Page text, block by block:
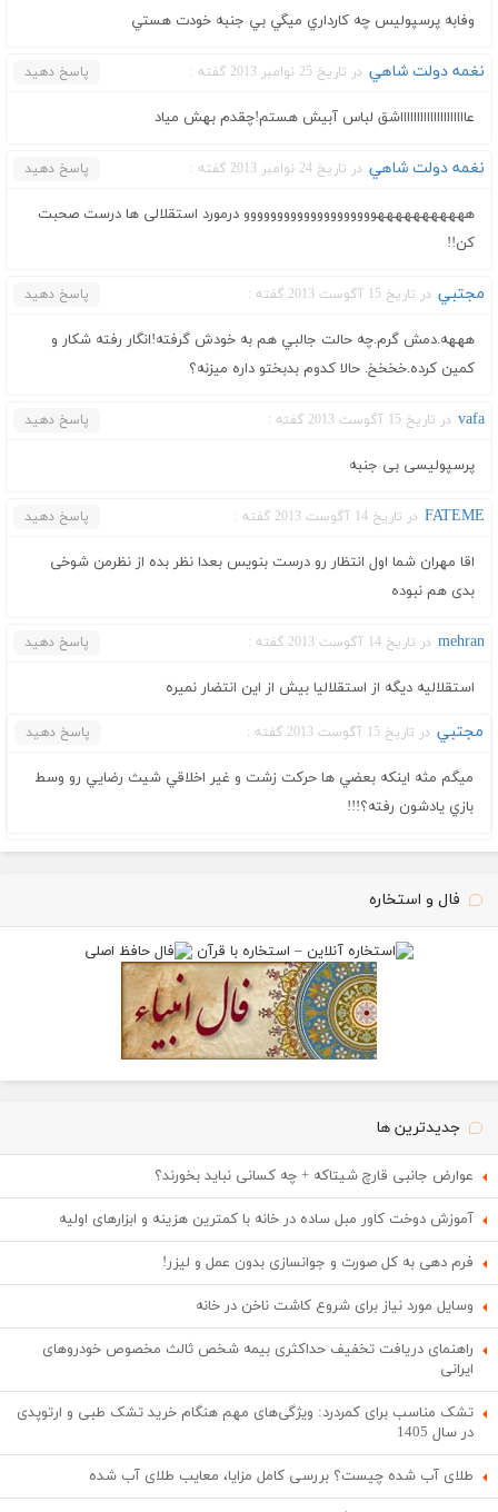
وفابه پرسپوليس چه كارداري ميگي بي جنبه خودت هستي
نغمه دولت شاهي در تاریخ 25 نوامبر 2013 گفته : پاسخ دهید
عااااااااااااااااااااشق لباس آبیش هستم!چقدم بهش میاد
نغمه دولت شاهي در تاریخ 24 نوامبر 2013 گفته : پاسخ دهید
هههههههههههوووووووووووووووووووو درمورد استقلالی ها درست صحبت
کن!!
مجتبي در تاریخ 15 آگوست 2013 گفته : پاسخ دهید
هههه.دمش گرم.چه حالت جالبي هم به خودش گرفته!انگار رفته شکار و
کمين کرده.خخخخ. حالا کدوم بدبختو داره ميزنه؟
vafa در تاریخ 15 آگوست 2013 گفته : پاسخ دهید
پرسپولیسی بی جنبه
FATEME در تاریخ 14 آگوست 2013 گفته : پاسخ دهید
اقا مهران شما اول انتظار رو درست بنویس بعدا نظر بده از نظرمن شوخی
بدی هم نبوده
mehran در تاریخ 14 آگوست 2013 گفته : پاسخ دهید
استقلالیه دیگه از استقلالیا بیش از این انتضار نمیره
مجتبي در تاریخ 15 آگوست 2013 گفته : پاسخ دهید
ميگم مثه اينکه بعضي ها حرکت زشت و غير اخلاقي شيث رضايي رو وسط
بازي يادشون رفته؟!!!
فال و استخاره
جدیدترین ها
عوارض جانبی قارچ شیتاکه + چه کسانی نباید بخورند؟
آموزش دوخت کاور مبل ساده در خانه با کمترین هزینه و ابزارهای اولیه
فرم دهی به کل صورت و جوانسازی بدون عمل و لیزر!
وسایل مورد نیاز برای شروع کاشت ناخن در خانه
راهنمای دریافت تخفیف حداکثری بیمه شخص ثالث مخصوص خودروهای
ایرانی
تشک مناسب برای کمردرد: ویژگی‌های مهم هنگام خرید تشک طبی و ارتوپدی
در سال 1405
طلای آب شده چیست؟ بررسی کامل مزایا، معایب طلای آب شده